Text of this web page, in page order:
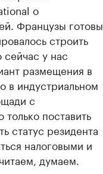
о
Французы готовы
строить
у нас
размещения в
в индустриальном
с
поставить
статус резидента
налоговыми и
думаем.